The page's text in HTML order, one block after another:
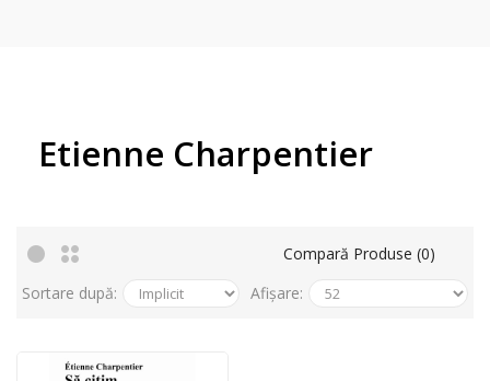
Etienne Charpentier
Compară Produse (0)
Sortare după:
Afișare: